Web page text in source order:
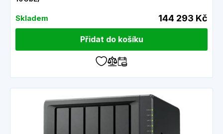
Skladem 144 293 Kč
Přidat do košíku